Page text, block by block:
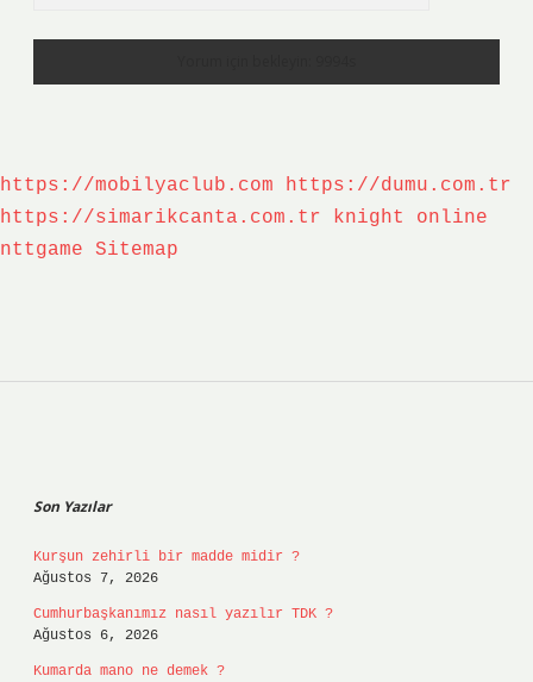
https://mobilyaclub.com
https://dumu.com.tr
https://simarikcanta.com.tr
knight online
nttgame
Sitemap
Son Yazılar
Kurşun zehirli bir madde midir ?
Ağustos 7, 2026
Cumhurbaşkanımız nasıl yazılır TDK ?
Ağustos 6, 2026
Kumarda mano ne demek ?